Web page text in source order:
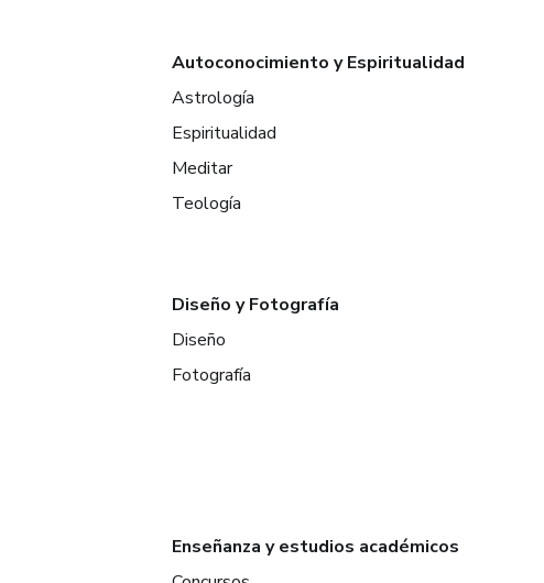
Autoconocimiento y Espiritualidad
Astrología
Espiritualidad
Meditar
Teología
Diseño y Fotografía
Diseño
Fotografía
Enseñanza y estudios académicos